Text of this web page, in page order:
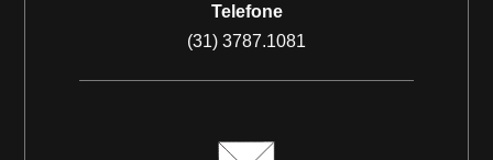
Telefone
(31) 3787.1081